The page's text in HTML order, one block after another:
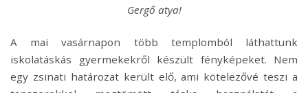
Gergő atya!
A mai vasárnapon több templomból láthattunk
iskolatáskás gyermekekről készült fényképeket. Nem
egy zsinati határozat került elő, ami kötelezővé teszi a